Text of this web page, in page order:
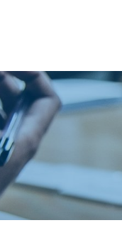
სახელობის თბილისის
სახელმწიფო